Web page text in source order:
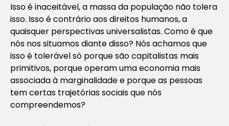
Isso é inaceitável, a massa da população não tolera
isso. Isso é contrário aos direitos humanos, a
quaisquer perspectivas universalistas. Como é que
nós nos situamos diante disso? Nós achamos que
isso é tolerável só porque são capitalistas mais
primitivos, porque operam uma economia mais
associada à marginalidade e porque as pessoas
tem certas trajetórias sociais que nós
compreendemos?